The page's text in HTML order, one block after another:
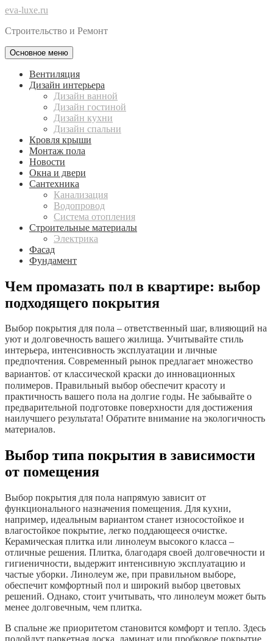
eva-luxe.ru
Строительство и Ремонт
Основное меню
Вентиляция
Дизайн интерьера
Дизайн ванной
Дизайн гостиной
Дизайн кухни
Дизайн спальни
Кровля крыши
Монтаж пола
Новости
Окна и двери
Сантехника
Канализация
Водопровод
Система отопления
Строительные материалы
Электрика
Фасад
Фундамент
Чем промазать пол в квартире: выбор
подходящего покрытия
Выбор покрытия для пола – ответственный шаг, влияющий на
уют и долговечность вашего жилища. Учитывайте стиль
интерьера, интенсивность эксплуатации и личные
предпочтения. Современный рынок предлагает множество
вариантов⁚ от классической краски до инновационных
полимеров. Правильный выбор обеспечит красоту и
практичность вашего пола на долгие годы. Не забывайте о
предварительной подготовке поверхности для достижения
наилучшего результата! Обратите внимание на экологичность
материалов.
Выбор типа покрытия в зависимости
от помещения
Выбор покрытия для пола напрямую зависит от
функционального назначения помещения. Для кухни,
например, идеальным вариантом станет износостойкое и
влагостойкое покрытие, легко поддающееся очистке.
Керамическая плитка или линолеум высокого класса –
отличные решения. Плитка, благодаря своей долговечности и
гигиеничности, выдержит интенсивную эксплуатацию и
частые уборки. Линолеум же, при правильном выборе,
обеспечит комфортный пол и широкий выбор цветовых
решений. Однако, стоит учитывать, что линолеум может быть
менее долговечным, чем плитка.
В спальне же приоритетом становится комфорт и тепло. Здесь